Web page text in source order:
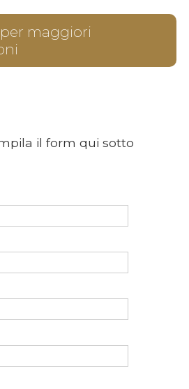
maggiori
il form qui sotto